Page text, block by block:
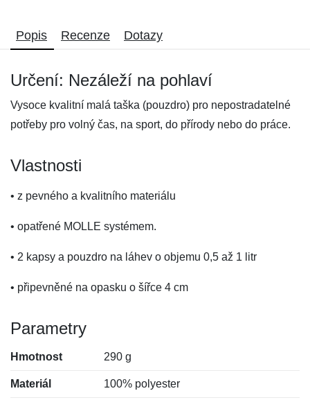
Popis Recenze Dotazy
Určení: Nezáleží na pohlaví
Vysoce kvalitní malá taška (pouzdro) pro nepostradatelné
potřeby pro volný čas, na sport, do přírody nebo do práce.
Vlastnosti
• z pevného a kvalitního materiálu
• opatřené MOLLE systémem.
• 2 kapsy a pouzdro na láhev o objemu 0,5 až 1 litr
• připevněné na opasku o šířce 4 cm
Parametry
Hmotnost 290 g
Materiál 100% polyester